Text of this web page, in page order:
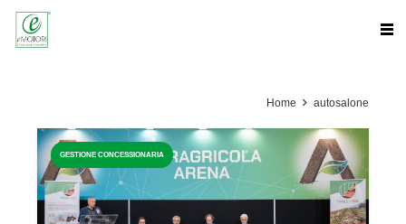
Home autosalone
GESTIONE CONCESSIONARIA